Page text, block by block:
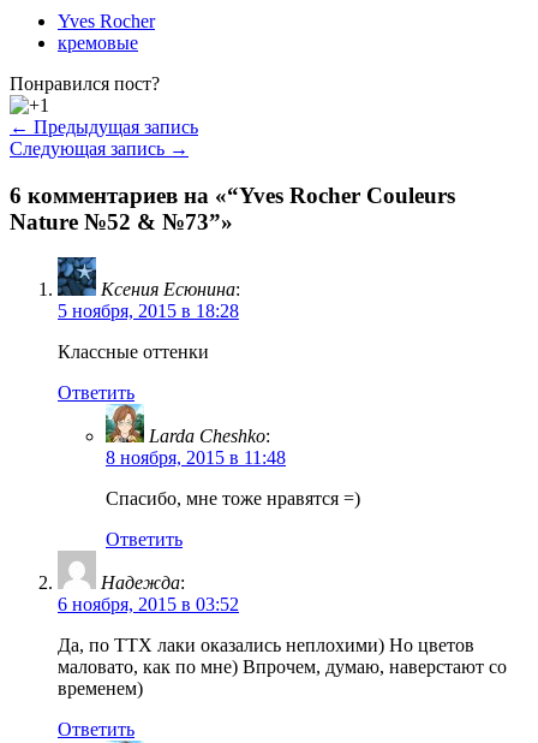
Yves Rocher
кремовые
Понравился пост?
← Предыдущая запись
Следующая запись →
6 комментариев на «“Yves Rocher Couleurs
Nature №52 & №73”»
Ксения Есюнина:
5 ноября, 2015 в 18:28
Классные оттенки
Ответить
Larda Cheshko:
8 ноября, 2015 в 11:48
Спасибо, мне тоже нравятся =)
Ответить
Надежда:
6 ноября, 2015 в 03:52
Да, по ТТХ лаки оказались неплохими) Но цветов
маловато, как по мне) Впрочем, думаю, наверстают со
временем)
Ответить